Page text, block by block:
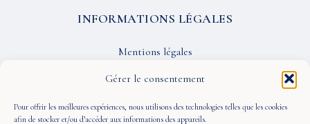
Gérer le consentement
Pour offrir les meilleures expériences, nous utilisons des technologies telles que les cookies
afin de stocker et/ou d’accéder aux informations des appareils.
INFORMATIONS LÉGALES
Mentions légales
Confidentialité
CGU